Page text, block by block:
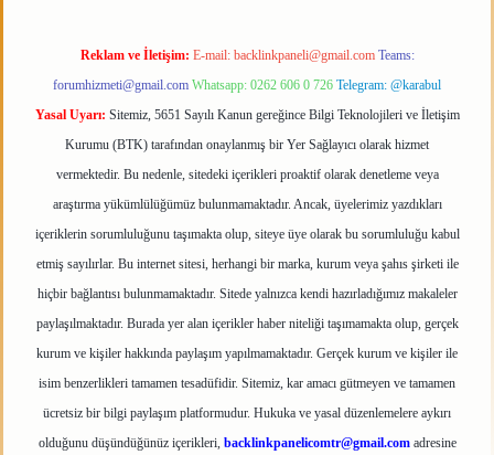
Reklam ve İletişim: E-mail: backlinkpaneli@gmail.com Teams:
forumhizmeti@gmail.com Whatsapp: 0262 606 0 726 Telegram: @karabul
Yasal Uyarı: Sitemiz, 5651 Sayılı Kanun gereğince Bilgi Teknolojileri ve İletişim
Kurumu (BTK) tarafından onaylanmış bir Yer Sağlayıcı olarak hizmet
vermektedir. Bu nedenle, sitedeki içerikleri proaktif olarak denetleme veya
araştırma yükümlülüğümüz bulunmamaktadır. Ancak, üyelerimiz yazdıkları
içeriklerin sorumluluğunu taşımakta olup, siteye üye olarak bu sorumluluğu kabul
etmiş sayılırlar. Bu internet sitesi, herhangi bir marka, kurum veya şahıs şirketi ile
hiçbir bağlantısı bulunmamaktadır. Sitede yalnızca kendi hazırladığımız makaleler
paylaşılmaktadır. Burada yer alan içerikler haber niteliği taşımamakta olup, gerçek
kurum ve kişiler hakkında paylaşım yapılmamaktadır. Gerçek kurum ve kişiler ile
isim benzerlikleri tamamen tesadüfidir. Sitemiz, kar amacı gütmeyen ve tamamen
ücretsiz bir bilgi paylaşım platformudur. Hukuka ve yasal düzenlemelere aykırı
olduğunu düşündüğünüz içerikleri, backlinkpanelicomtr@gmail.comadresine